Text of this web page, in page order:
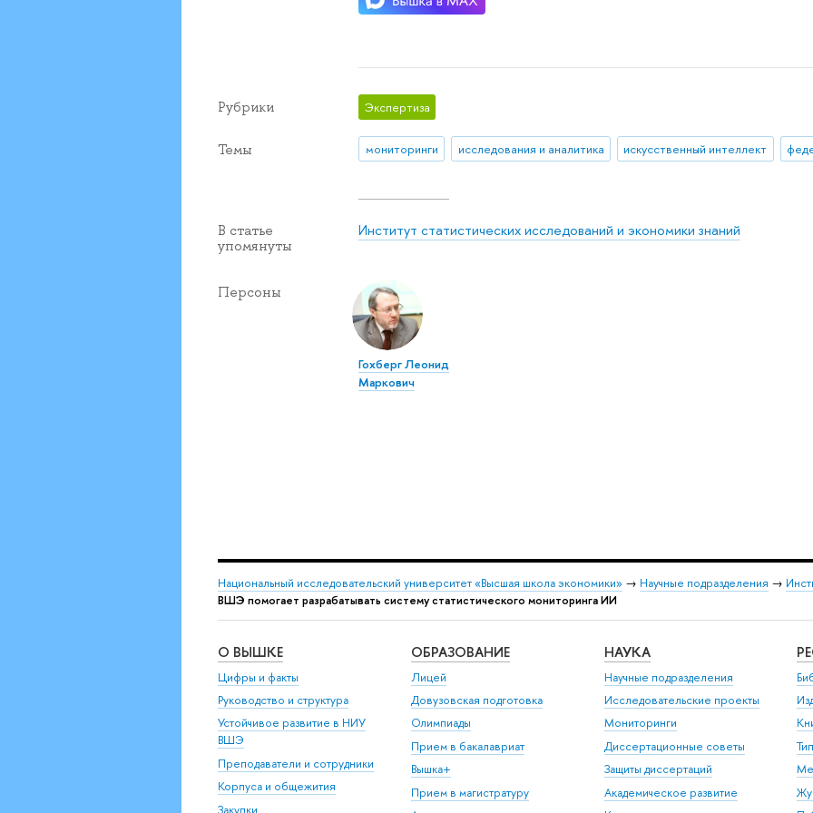
Рубрики Экспертиза
Темы мониторинги исследования и аналитика искусственный интеллект
В статье
упомянуты
Институт статистических исследований и экономики знаний
Персоны
Гохберг Леонид
Маркович
Национальный исследовательский университет «Высшая школа экономики» → Научные подразделения →
ВШЭ помогает разрабатывать систему статистического мониторинга ИИ
О ВЫШКЕ
Цифры и факты
Руководство и структура
Устойчивое развитие в НИУ
ВШЭ
Преподаватели и сотрудники
Корпуса и общежития
Закупки
ОБРАЗОВАНИЕ
Лицей
Довузовская подготовка
Олимпиады
Прием в бакалавриат
Вышка+
Прием в магистратуру
НАУКА
Научные подразделения
Исследовательские проекты
Мониторинги
Диссертационные советы
Защиты диссертаций
Академическое развитие